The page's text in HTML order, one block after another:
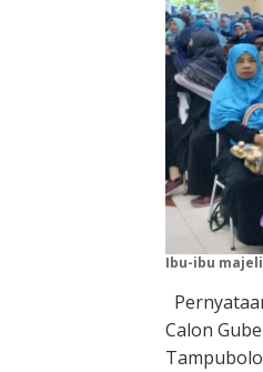
Ibu-ibu
Calon